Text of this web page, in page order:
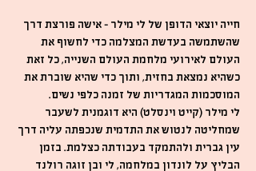
חייה יוצאי הדופן של לי מילר – אישה פורצת דרך
שהשתמשה בעדשת המצלמה כדי לחשוף את
העולם לאירועי מלחמת העולם השנייה, כל זאת
כשהיא נמצאת בחזית, ותוך כדי שהיא שוברת את
המוסכמות המגדריות של זמנה כלפי נשים.
לי מילר (קייט וינסלט) היא דוגמנית לשעבר
שמחליטה לנטוש את התדמית שנכפתה עליה דרך
עין גברית ולהתמקד בעבודתה כצלמת. בזמן
הבליץ על לונדון במלחמה, לי ובן זוגה רולנד